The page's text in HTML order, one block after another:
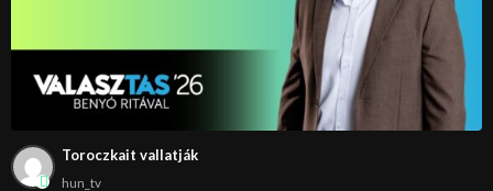
Toroczkait vallatják
hun_tv